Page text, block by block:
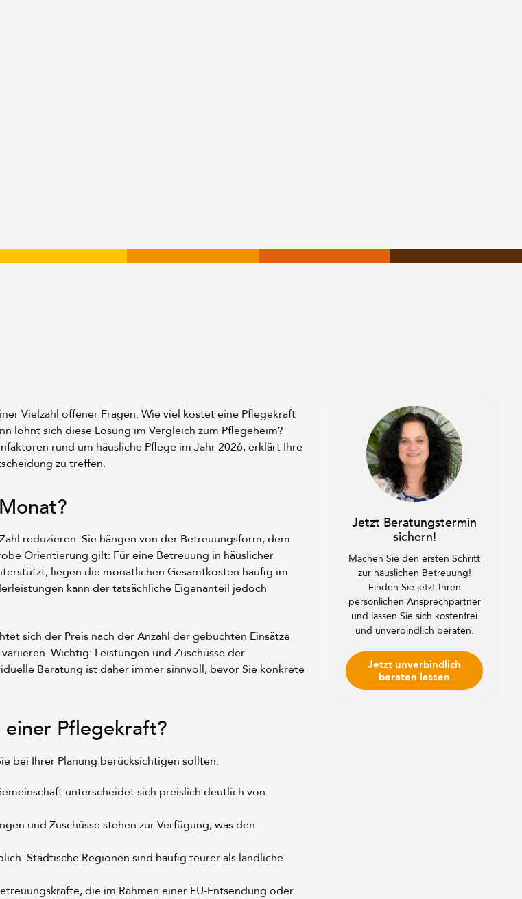
Vielzahl offener Fragen. Wie viel kostet eine Pflegekraft
lohnt sich diese Lösung im Vergleich zum Pflegeheim?
rund um häusliche Pflege im Jahr 2026, erklärt Ihre
zu treffen.
reduzieren. Sie hängen von der Betreuungsform, dem
Orientierung gilt: Für eine Betreuung in häuslicher
liegen die monatlichen Gesamtkosten häufig im
kann der tatsächliche Eigenanteil jedoch
sich der Preis nach der Anzahl der gebuchten Einsätze
Wichtig: Leistungen und Zuschüsse der
Beratung ist daher immer sinnvoll, bevor Sie konkrete
Pflegekraft?
bei Ihrer Planung berücksichtigen sollten:
unterscheidet sich preislich deutlich von
und Zuschüsse stehen zur Verfügung, was den
Städtische Regionen sind häufig teurer als ländliche
die im Rahmen einer EU-Entsendung oder
Jetzt Beratungstermin
sichern!
Machen Sie den ersten Schritt
zur häuslichen Betreuung!
Finden Sie jetzt Ihren
persönlichen Ansprechpartner
und lassen Sie sich kostenfrei
und unverbindlich beraten.
Jetzt unverbindlich
beraten lassen